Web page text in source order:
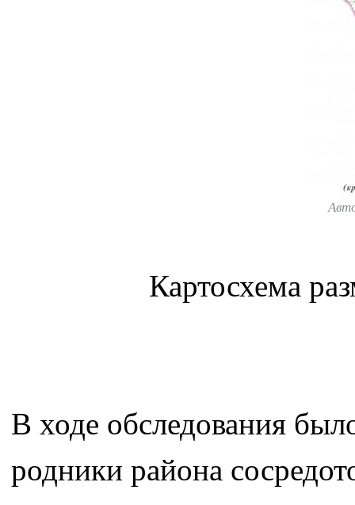
Картосхема
В ходе обследования
родники района